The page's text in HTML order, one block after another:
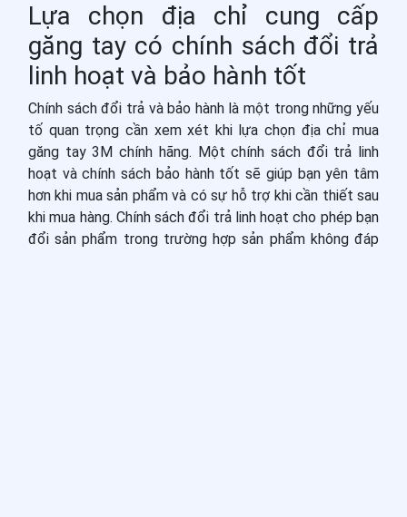
Lựa chọn địa chỉ cung cấp
găng tay có chính sách đổi trả
linh hoạt và bảo hành tốt
Chính sách đổi trả và bảo hành là một trong những yếu
tố quan trọng cần xem xét khi lựa chọn địa chỉ mua
găng tay 3M chính hãng. Một chính sách đổi trả linh
hoạt và chính sách bảo hành tốt sẽ giúp bạn yên tâm
hơn khi mua sản phẩm và có sự hỗ trợ khi cần thiết sau
khi mua hàng. Chính sách đổi trả linh hoạt cho phép bạn
đổi sản phẩm trong trường hợp sản phẩm không đáp